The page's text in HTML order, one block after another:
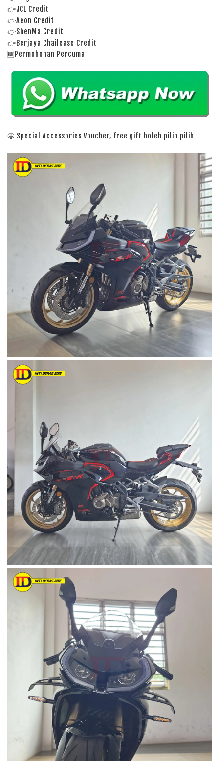
👉JCL Credit
👉Aeon Credit
👉ShenMa Credit
👉Berjaya Chailease Credit
🆓Permohonan Percuma
🤩 Special Accessories Voucher, free gift boleh pilih pilih